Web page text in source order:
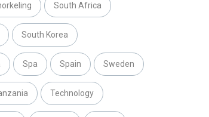
South Africa
South Korea
Spa Spain Sweden
Technology